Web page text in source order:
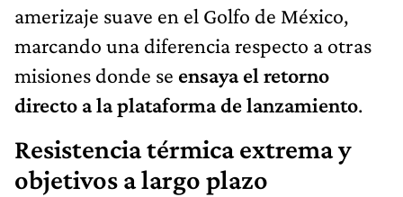
amerizaje suave en el Golfo de México,
marcando una diferencia respecto a otras
misiones donde se ensaya el retorno
directo a la plataforma de lanzamiento.
Resistencia térmica extrema y
objetivos a largo plazo